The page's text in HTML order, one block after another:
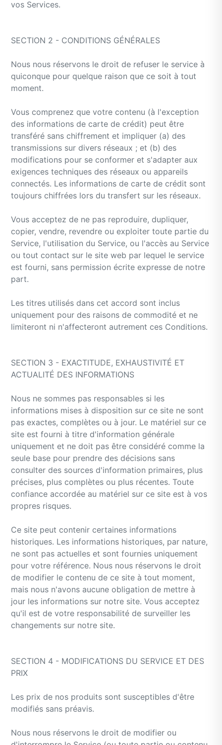
vos Services.
SECTION 2 - CONDITIONS GÉNÉRALES
Nous nous réservons le droit de refuser le service à
quiconque pour quelque raison que ce soit à tout
moment.
Vous comprenez que votre contenu (à l'exception
des informations de carte de crédit) peut être
transféré sans chiffrement et impliquer (a) des
transmissions sur divers réseaux ; et (b) des
modifications pour se conformer et s'adapter aux
exigences techniques des réseaux ou appareils
connectés. Les informations de carte de crédit sont
toujours chiffrées lors du transfert sur les réseaux.
Vous acceptez de ne pas reproduire, dupliquer,
copier, vendre, revendre ou exploiter toute partie du
Service, l'utilisation du Service, ou l'accès au Service
ou tout contact sur le site web par lequel le service
est fourni, sans permission écrite expresse de notre
part.
Les titres utilisés dans cet accord sont inclus
uniquement pour des raisons de commodité et ne
limiteront ni n'affecteront autrement ces Conditions.
SECTION 3 - EXACTITUDE, EXHAUSTIVITÉ ET
ACTUALITÉ DES INFORMATIONS
Nous ne sommes pas responsables si les
informations mises à disposition sur ce site ne sont
pas exactes, complètes ou à jour. Le matériel sur ce
site est fourni à titre d'information générale
uniquement et ne doit pas être considéré comme la
seule base pour prendre des décisions sans
consulter des sources d'information primaires, plus
précises, plus complètes ou plus récentes. Toute
confiance accordée au matériel sur ce site est à vos
propres risques.
Ce site peut contenir certaines informations
historiques. Les informations historiques, par nature,
ne sont pas actuelles et sont fournies uniquement
pour votre référence. Nous nous réservons le droit
de modifier le contenu de ce site à tout moment,
mais nous n'avons aucune obligation de mettre à
jour les informations sur notre site. Vous acceptez
qu'il est de votre responsabilité de surveiller les
changements sur notre site.
SECTION 4 - MODIFICATIONS DU SERVICE ET DES
PRIX
Les prix de nos produits sont susceptibles d'être
modifiés sans préavis.
Nous nous réservons le droit de modifier ou